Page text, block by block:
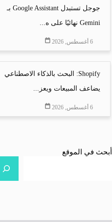
جوجل تستبدل Google Assistant بـ
Gemini نهائيًا على ه...
6 أغسطس, 2026
Shopify: البحث بالذكاء الاصطناعي
يضاعف المبيعات ويعز...
6 أغسطس, 2026
أبحث في الموقع